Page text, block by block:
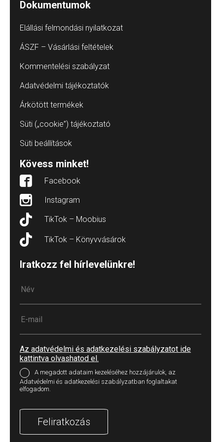
Dokumentumok
Elállási felmondási nyilatkozat
ÁSZF – Vásárlási feltételek
Kommentelési szabályzat
Adatvédelmi tájékoztatók
Árkötött termékek
Süti („cookie”) tájékoztató
Süti beállítások
Kövess minket!
Facebook
Instagram
TikTok – Moobius
TikTok – Könyvvásárok
Iratkozz fel hírlevelünkre!
Az adatvédelmi és adatkezelési szabályzatot ide
kattintva olvashatod el.
A megadott adataim kezeléséhez hozzájárulok, az
Adatvédelmi és adatkezelési szabályzatban foglaltakat
elfogadom.
Feliratkozás